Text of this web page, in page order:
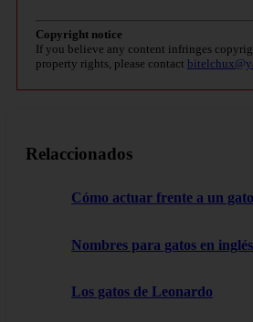
Copyright notice
If you believe any content infringes
property rights, please contact
Relaccionados
Cómo actuar frente a un
Nombres para gatos en inglés
Los gatos de Leonardo